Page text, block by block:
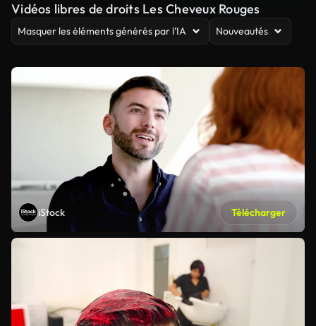
Vidéos libres de droits Les Cheveux Rouges
Masquer les éléments générés par l’IA Nouveautés
iStock Télécharger